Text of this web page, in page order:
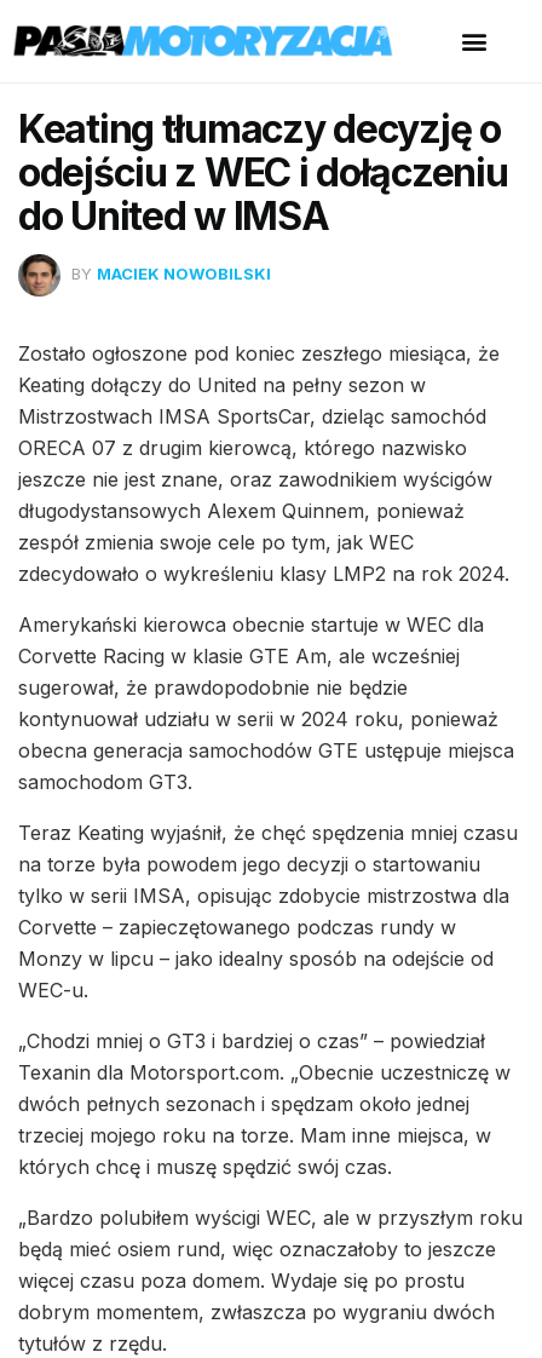
Keating tłumaczy decyzję o
odejściu z WEC i dołączeniu
do United w IMSA
BY MACIEK NOWOBILSKI
Zostało ogłoszone pod koniec zeszłego miesiąca, że
Keating dołączy do United na pełny sezon w
Mistrzostwach IMSA SportsCar, dzieląc samochód
ORECA 07 z drugim kierowcą, którego nazwisko
jeszcze nie jest znane, oraz zawodnikiem wyścigów
długodystansowych Alexem Quinnem, ponieważ
zespół zmienia swoje cele po tym, jak WEC
zdecydowało o wykreśleniu klasy LMP2 na rok 2024.
Amerykański kierowca obecnie startuje w WEC dla
Corvette Racing w klasie GTE Am, ale wcześniej
sugerował, że prawdopodobnie nie będzie
kontynuował udziału w serii w 2024 roku, ponieważ
obecna generacja samochodów GTE ustępuje miejsca
samochodom GT3.
Teraz Keating wyjaśnił, że chęć spędzenia mniej czasu
na torze była powodem jego decyzji o startowaniu
tylko w serii IMSA, opisując zdobycie mistrzostwa dla
Corvette – zapieczętowanego podczas rundy w
Monzy w lipcu – jako idealny sposób na odejście od
WEC-u.
„Chodzi mniej o GT3 i bardziej o czas” – powiedział
Texanin dla Motorsport.com. „Obecnie uczestniczę w
dwóch pełnych sezonach i spędzam około jednej
trzeciej mojego roku na torze. Mam inne miejsca, w
których chcę i muszę spędzić swój czas.
„Bardzo polubiłem wyścigi WEC, ale w przyszłym roku
będą mieć osiem rund, więc oznaczałoby to jeszcze
więcej czasu poza domem. Wydaje się po prostu
dobrym momentem, zwłaszcza po wygraniu dwóch
tytułów z rzędu.